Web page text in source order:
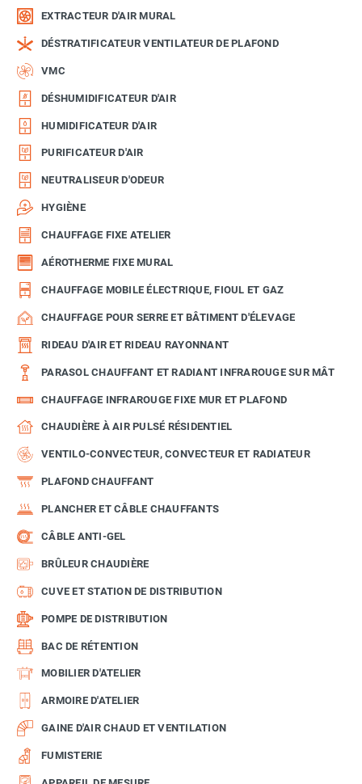
EXTRACTEUR D'AIR MURAL
DÉSTRATIFICATEUR VENTILATEUR DE PLAFOND
VMC
DÉSHUMIDIFICATEUR D'AIR
HUMIDIFICATEUR D'AIR
PURIFICATEUR D'AIR
NEUTRALISEUR D'ODEUR
HYGIÈNE
CHAUFFAGE FIXE ATELIER
AÉROTHERME FIXE MURAL
CHAUFFAGE MOBILE ÉLECTRIQUE, FIOUL ET GAZ
CHAUFFAGE POUR SERRE ET BÂTIMENT D'ÉLEVAGE
RIDEAU D'AIR ET RIDEAU RAYONNANT
PARASOL CHAUFFANT ET RADIANT INFRAROUGE SUR MÂT
CHAUFFAGE INFRAROUGE FIXE MUR ET PLAFOND
CHAUDIÈRE À AIR PULSÉ RÉSIDENTIEL
VENTILO-CONVECTEUR, CONVECTEUR ET RADIATEUR
PLAFOND CHAUFFANT
PLANCHER ET CÂBLE CHAUFFANTS
CÂBLE ANTI-GEL
BRÛLEUR CHAUDIÈRE
CUVE ET STATION DE DISTRIBUTION
POMPE DE DISTRIBUTION
BAC DE RÉTENTION
MOBILIER D'ATELIER
ARMOIRE D'ATELIER
GAINE D'AIR CHAUD ET VENTILATION
FUMISTERIE